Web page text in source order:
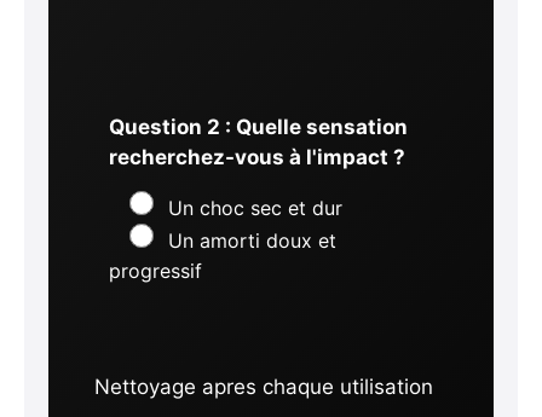
Question 2 : Quelle sensation
recherchez-vous à l'impact ?
Un choc sec et dur
Un amorti doux et
progressif
Nettoyage apres chaque utilisation